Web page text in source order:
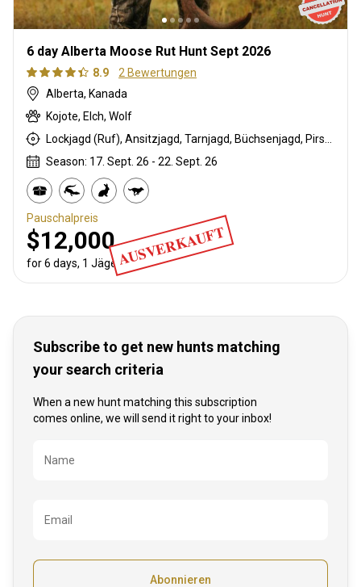
6 day Alberta Moose Rut Hunt Sept 2026
8.9
2 Bewertungen
Alberta, Kanada
Kojote, Elch, Wolf
Season: 17. Sept. 26 - 22. Sept. 26
AUSVERKAUFT
Pauschalpreis
$12,000
for 6 days, 1 Jäger
Subscribe to get new hunts matching
your search criteria
When a new hunt matching this subscription
comes online, we will send it right to your inbox!
Bezeichnung
Name
Email
Abonnieren